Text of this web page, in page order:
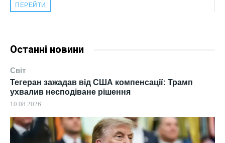
ПЕРЕЙТИ
Останні новини
Світ
Тегеран зажадав від США компенсації: Трамп
ухвалив несподіване рішення
10.08.2026